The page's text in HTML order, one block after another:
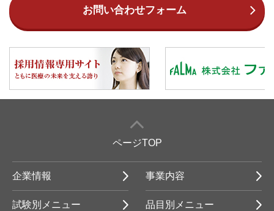
お問い合わせフォーム
ページTOP
企業情報 事業内容
試験別メニュー 品目別メニュー